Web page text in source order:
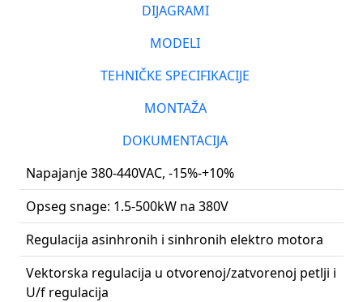
DIJAGRAMI
MODELI
TEHNIČKE SPECIFIKACIJE
MONTAŽA
DOKUMENTACIJA
Napajanje 380-440VAC, -15%-+10%
Opseg snage: 1.5-500kW na 380V
Regulacija asinhronih i sinhronih elektro motora
Vektorska regulacija u otvorenoj/zatvorenoj petlji i
U/f regulacija